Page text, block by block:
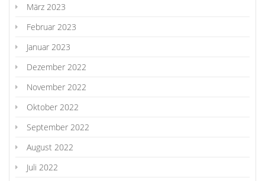
März 2023
Februar 2023
Januar 2023
Dezember 2022
November 2022
Oktober 2022
September 2022
August 2022
Juli 2022